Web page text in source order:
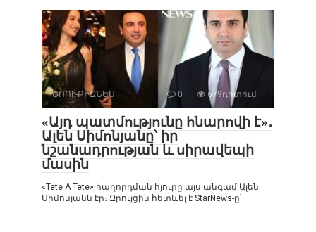
ՇՈՈՒ-ԲԻԶՆԵՍ 0 679դիտում
«Այդ պատմությունը հնարովի է»․
Ալեն Սիմոնյանը՝ իր
նշանադրության և սիրավեպի
մասին
«Tete A Tete» հաղորդման հյուրը այս անգամ Ալեն
Սիմոնյանն էր։ Զրույցին հետևել է StarNews-ը՝